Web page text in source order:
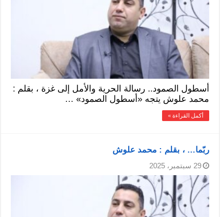
أسطول الصمود.. رسالة الحرية والأمل إلى غزة ، بقلم :
محمد علوش يتجه «أسطول الصمود» …
أكمل القراءة »
ربّما… ، بقلم : محمد علوش
29 سبتمبر، 2025